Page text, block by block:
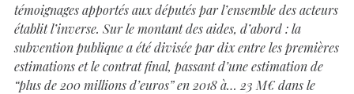
témoignages apportés aux députés par l’ensemble des acteurs
établit l’inverse. Sur le montant des aides, d’abord : la
subvention publique a été divisée par dix entre les premières
estimations et le contrat final, passant d’une estimation de
“plus de 200 millions d’euros” en 2018 à… 23 M€ dans le